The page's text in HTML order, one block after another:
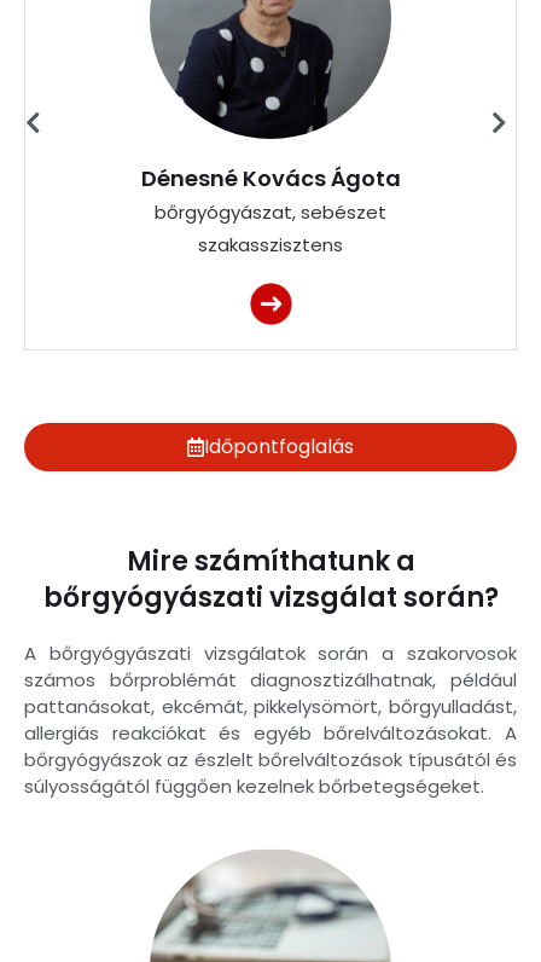
Dénesné Kovács Ágota
bőrgyógyászat, sebészet
szakasszisztens
Időpontfoglalás
Mire számíthatunk a
bőrgyógyászati vizsgálat során?
A bőrgyógyászati vizsgálatok során a szakorvosok
számos bőrproblémát diagnosztizálhatnak, például
pattanásokat, ekcémát, pikkelysömört, bőrgyulladást,
allergiás reakciókat és egyéb bőrelváltozásokat. A
bőrgyógyászok az észlelt bőrelváltozások típusától és
súlyosságától függően kezelnek bőrbetegségeket.